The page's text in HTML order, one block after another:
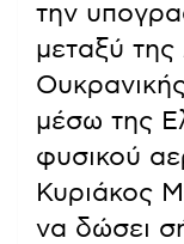
την
μεταξύ
μέσω της
φυσικού
Κυριάκος
να δώσει